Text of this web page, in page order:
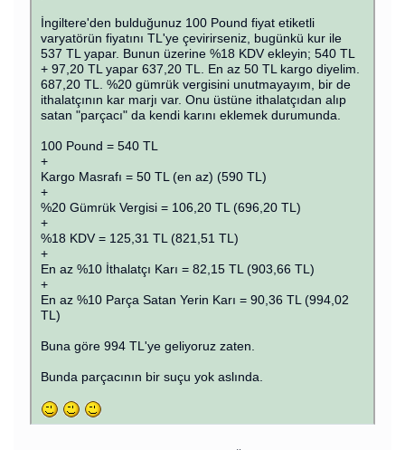
İngiltere'den bulduğunuz 100 Pound fiyat etiketli
varyatörün fiyatını TL'ye çevirirseniz, bugünkü kur ile
537 TL yapar. Bunun üzerine %18 KDV ekleyin; 540 TL
+ 97,20 TL yapar 637,20 TL. En az 50 TL kargo diyelim.
687,20 TL. %20 gümrük vergisini unutmayayım, bir de
ithalatçının kar marjı var. Onu üstüne ithalatçıdan alıp
satan "parçacı" da kendi karını eklemek durumunda.
100 Pound = 540 TL
+
Kargo Masrafı = 50 TL (en az) (590 TL)
+
%20 Gümrük Vergisi = 106,20 TL (696,20 TL)
+
%18 KDV = 125,31 TL (821,51 TL)
+
En az %10 İthalatçı Karı = 82,15 TL (903,66 TL)
+
En az %10 Parça Satan Yerin Karı = 90,36 TL (994,02
TL)
Buna göre 994 TL'ye geliyoruz zaten.
Bunda parçacının bir suçu yok aslında.